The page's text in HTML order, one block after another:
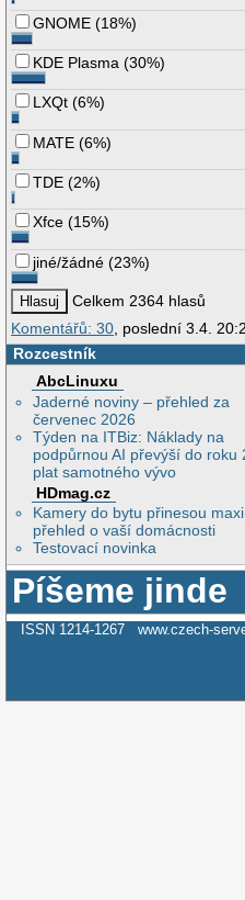
GNOME (18%)
KDE Plasma (30%)
LXQt (6%)
MATE (6%)
TDE (2%)
Xfce (15%)
jiné/žádné (23%)
Celkem 2364 hlasů
Komentářů: 30, poslední 3.4.
Rozcestník
AbcLinuxu
Jaderné noviny – přehled za
červenec 2026
Týden na ITBiz: Náklady na
podpůrnou AI převýší do roku
plat samotného vývo
HDmag.cz
Kamery do bytu přinesou
přehled o vaší domácnosti
Testovací novinka
Píšeme jinde
ISSN 1214-1267 www.czech-